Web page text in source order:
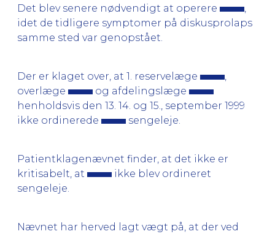
Det blev senere nødvendigt at operere
idet de tidligere symptomer på diskusprolaps
samme sted var genopstået.
Der er klaget over, at 1. reservelæge
overlæge
og afdelingslæge
henholdsvis den 13. 14. og 15., september 1999
ikke ordinerede
sengeleje.
Patientklagenævnet finder, at det ikke er
kritisabelt, at
ikke blev ordineret
sengeleje.
Nævnet har herved lagt vægt på, at der ved